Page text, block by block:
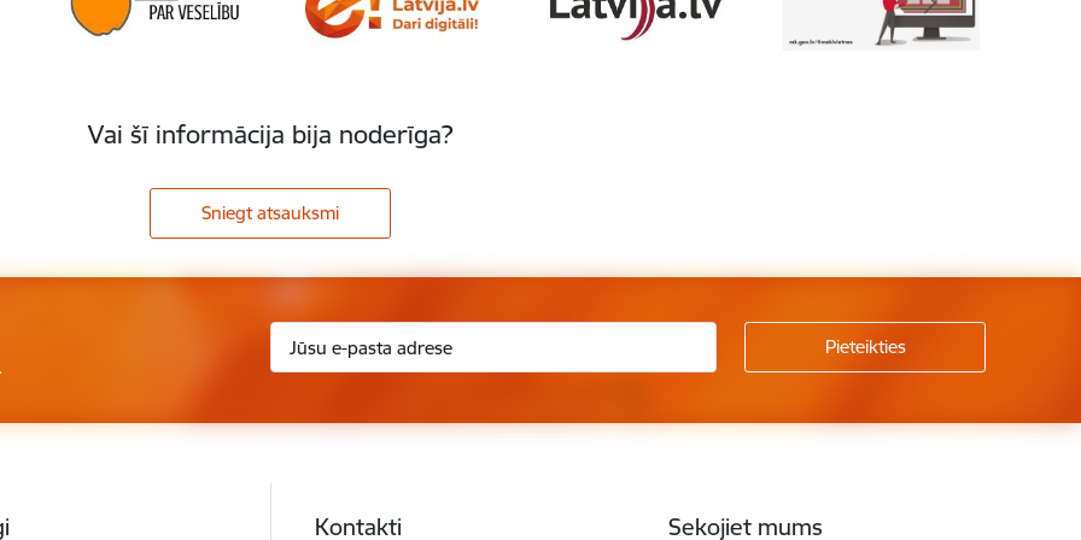
Vai šī informācija bija noderīga?
Sniegt atsauksmi
Kontakti Sekojiet mums